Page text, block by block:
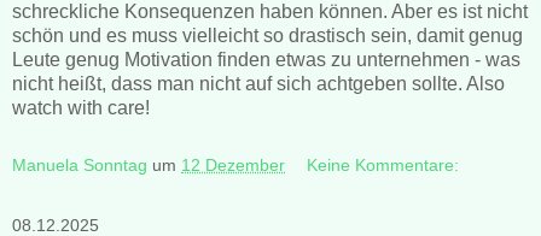
schreckliche Konsequenzen haben können. Aber es ist nicht
schön und es muss vielleicht so drastisch sein, damit genug
Leute genug Motivation finden etwas zu unternehmen - was
nicht heißt, dass man nicht auf sich achtgeben sollte. Also
watch with care!
Manuela Sonntag um 12 Dezember Keine Kommentare:
08.12.2025